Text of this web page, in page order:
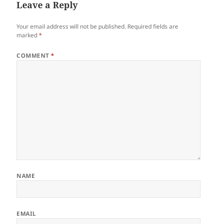
Leave a Reply
Your email address will not be published. Required fields are
marked*
COMMENT*
NAME
EMAIL